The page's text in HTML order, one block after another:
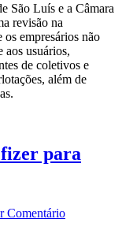
São Luís e a Câmara
revisão na
empresários não
aos usuários,
de coletivos e
além de
para
Comentário